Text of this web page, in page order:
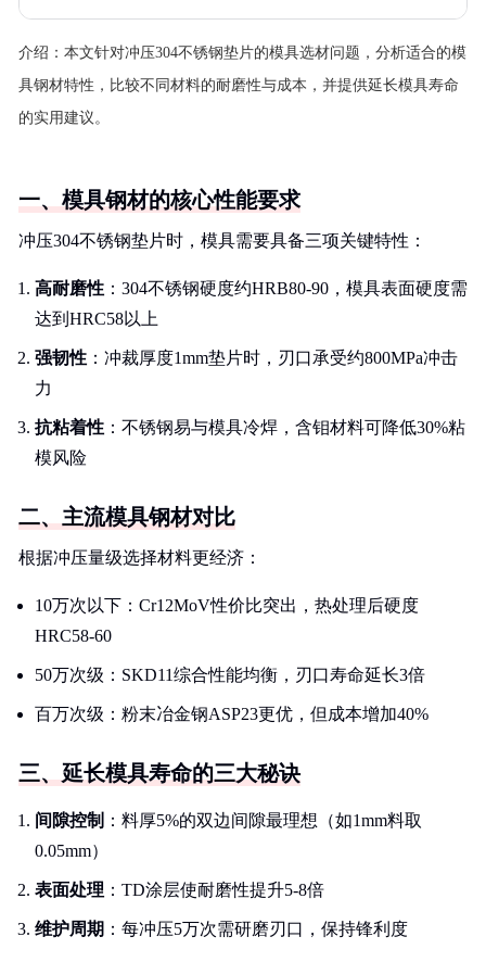
介绍： 本文针对冲压304不锈钢垫片的模具选材问题，分析适合的模
具钢材特性，比较不同材料的耐磨性与成本，并提供延长模具寿命
的实用建议。
一、模具钢材的核心性能要求
冲压304不锈钢垫片时，模具需要具备三项关键特性：
高耐磨性 ：304不锈钢硬度约HRB80-90，模具表面硬度需
达到HRC58以上
强韧性 ：冲裁厚度1mm垫片时，刃口承受约800MPa冲击
力
抗粘着性 ：不锈钢易与模具冷焊，含钼材料可降低30%粘
模风险
二、主流模具钢材对比
根据冲压量级选择材料更经济：
10万次以下：Cr12MoV性价比突出，热处理后硬度
HRC58-60
50万次级：SKD11综合性能均衡，刃口寿命延长3倍
百万次级：粉末冶金钢ASP23更优，但成本增加40%
三、延长模具寿命的三大秘诀
间隙控制 ：料厚5%的双边间隙最理想（如1mm料取
0.05mm）
表面处理 ：TD涂层使耐磨性提升5-8倍
维护周期 ：每冲压5万次需研磨刃口，保持锋利度